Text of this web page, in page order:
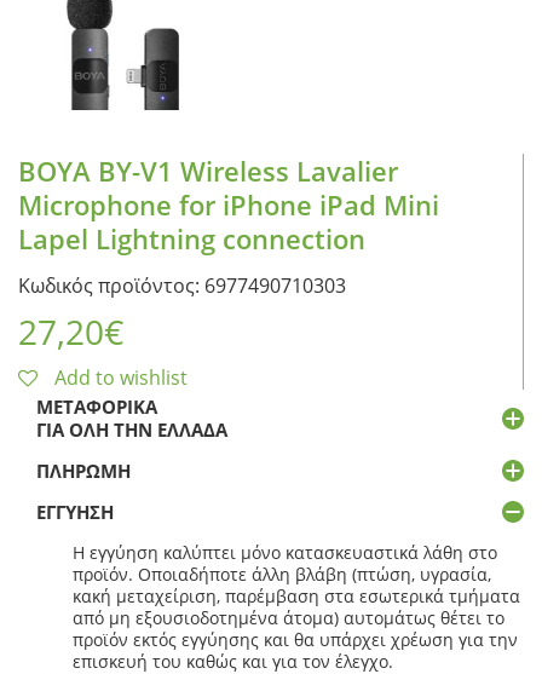
BOYA BY-V1 Wireless Lavalier
Microphone for iPhone iPad Mini
Lapel Lightning connection
Κωδικός προϊόντος: 6977490710303
27,20€
Add to wishlist
ΜΕΤΑΦΟΡΙΚΆ
ΓΙΑ ΌΛΗ ΤΗΝ ΕΛΛΆΔΑ
ΠΛΗΡΩΜΉ
ΕΓΓΎΗΣΗ
Η εγγύηση καλύπτει μόνο κατασκευαστικά λάθη στο
προϊόν. Οποιαδήποτε άλλη βλάβη (πτώση, υγρασία,
κακή μεταχείριση, παρέμβαση στα εσωτερικά τμήματα
από μη εξουσιοδοτημένα άτομα) αυτομάτως θέτει το
προϊόν εκτός εγγύησης και θα υπάρχει χρέωση για την
επισκευή του καθώς και για τον έλεγχο.